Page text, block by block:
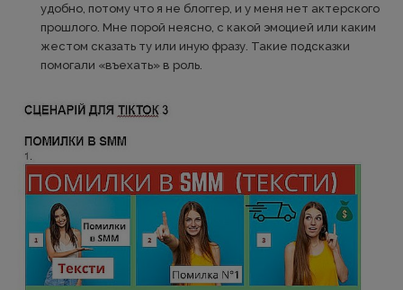
удобно, потому что я не блоггер, и у меня нет актерского
прошлого. Мне порой неясно, с какой эмоцией или каким
жестом сказать ту или иную фразу. Такие подсказки
помогали «въехать» в роль.